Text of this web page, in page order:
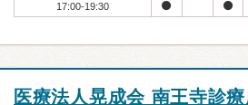
17:00-19:30
医療法人晃成会 南王寺診